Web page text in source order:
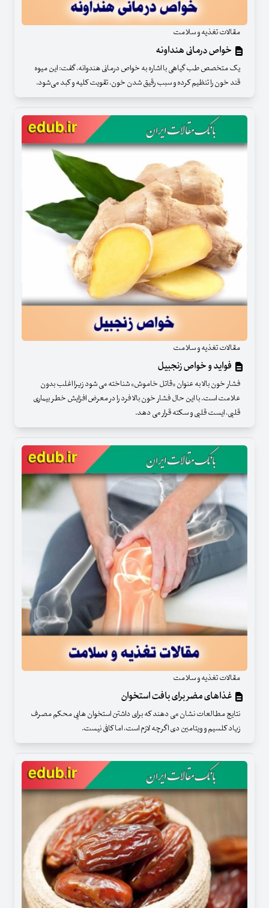
مقالات تغذیه و سلامت
خواص درمانی هنداونه
یک متخصص طب گیاهی با اشاره به خواص درمانی هندوانه، گفت: این میوه
قند خون را تنظیم کرده و سبب رقیق شدن خون، تقویت کلیه و کبد می‌شود.
مقالات تغذیه و سلامت
فواید و خواص زنجبیل
فشار خون بالا به عنوان «قاتل خاموش» شناخته می شود زیرا اغلب بدون
علامت است. با این حال فشار خون بالا فرد را در معرض افزایش خطر بیماری
قلبی، ایست قلبی و سکته قرار می دهد.
مقالات تغذیه و سلامت
غذاهای مضر برای بافت استخوان
نتایج مطالعات نشان می دهند که برای داشتن استخوان هایی محکم مصرف
زیاد کلسیم و ویتامین دی اگرچه لازم است، اما کافی نیست.